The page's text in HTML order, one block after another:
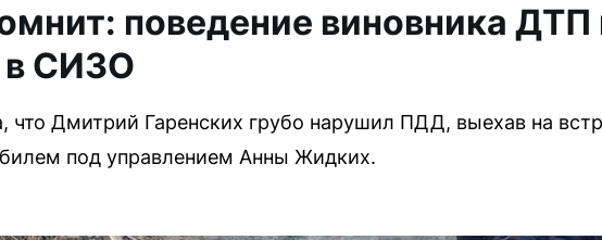
поведение виновника ДТП
в СИЗО
что Дмитрий Гаренских грубо нарушил ПДД, выехав на
под управлением Анны Жидких.